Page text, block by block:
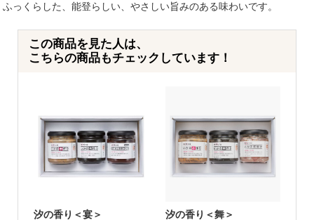
ふっくらした、能登らしい、やさしい旨みのある味わいです。
この商品を見た人は、
こちらの商品もチェックしています！
汐の香り＜宴＞
汐の香り＜舞＞